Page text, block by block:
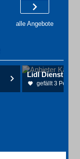
alle Angebote
gefällt 3